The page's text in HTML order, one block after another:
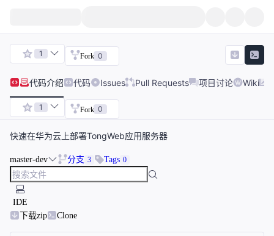
1 Fork 0
代码介绍 代码 Issues Pull Requests 项目讨论 Wiki
1 Fork 0
快速在华为云上部署TongWeb应用服务器
master-dev 分支 3 Tags 0
IDE
下载zip
Clone